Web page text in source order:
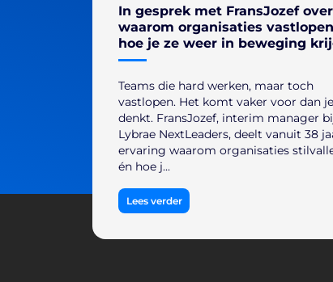
In gesprek met FransJozef over
waarom organisaties
hoe je ze weer in beweging
Teams die hard werken, maar toch
vastlopen. Het komt vaker voor dan je
denkt. FransJozef, interim manager
Lybrae NextLeaders, deelt vanuit 38
ervaring waarom organisaties
én hoe j...
Lees verder